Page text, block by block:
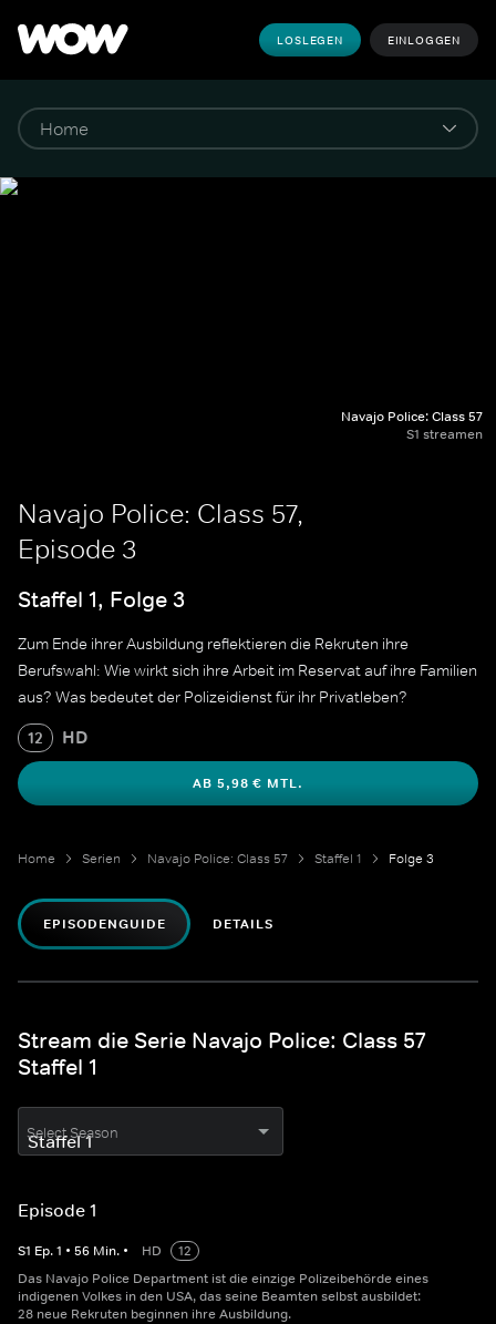
LOSLEGEN EINLOGGEN
Navajo Police: Class 57
S1 streamen
Navajo Police: Class 57,
Episode 3
Staffel 1, Folge 3
Zum Ende ihrer Ausbildung reflektieren die Rekruten ihre
Berufswahl: Wie wirkt sich ihre Arbeit im Reservat auf ihre Familien
aus? Was bedeutet der Polizeidienst für ihr Privatleben?
12 HD
AB 5,98 € MTL.
Home Serien Navajo Police: Class 57 Staffel 1 Folge 3
EPISODENGUIDE DETAILS
Stream die Serie Navajo Police: Class 57
Staffel 1
Select Season
Episode 1
S1 Ep.1 • 56 Min. • HD
12
Das Navajo Police Department ist die einzige Polizeibehörde eines
indigenen Volkes in den USA, das seine Beamten selbst ausbildet:
28 neue Rekruten beginnen ihre Ausbildung.